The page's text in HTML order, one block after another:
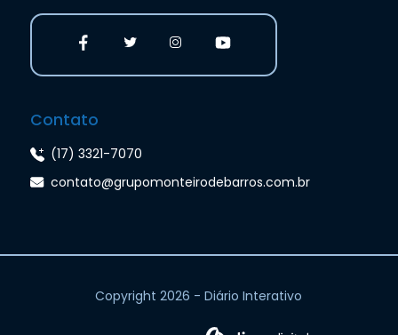
Contato
(17) 3321-7070
contato@grupomonteirodebarros.com.br
Copyright 2026 - Diário Interativo